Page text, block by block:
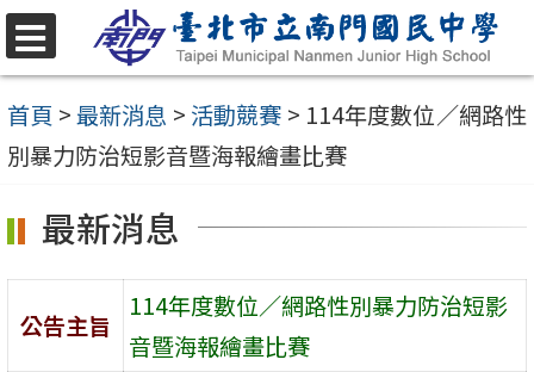
跳
至
主
要
容
選
單
首頁 >最新消息 > 活動競賽 > 114年度數位／網路性
別暴力防治短影音暨海報繪畫比賽
最新消息
公告主旨
114年度數位／網路性別暴力防治短影
音暨海報繪畫比賽